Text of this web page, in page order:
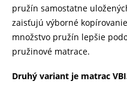
pružín samostatne
zaisťujú výborné
množstvo pružín lepšie
pružinové matrace.
Druhý variant je matrac